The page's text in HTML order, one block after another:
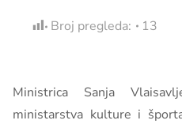
Broj pregleda: 13
Ministrica Sanja
ministarstva kulture i